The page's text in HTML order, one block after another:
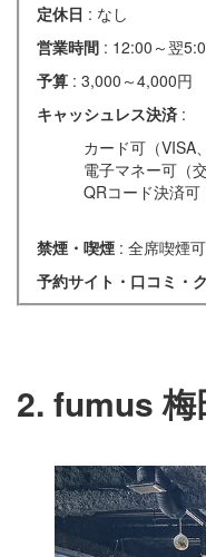
定休日 : なし
営業時間 : 12:00～翌
予算 : 3,000～4,000円
キャッシュレス決済 :
カード可（VISA
電子マネー可（
QRコード決済可
禁煙・喫煙 : 全席喫煙可
予約サイト・口コミ・
2. fumus 梅